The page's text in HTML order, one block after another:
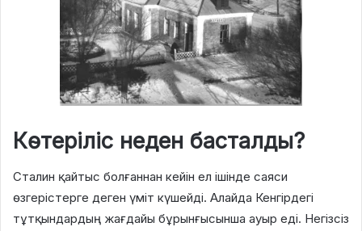
Көтеріліс неден басталды?
Сталин қайтыс болғаннан кейін ел ішінде саяси
өзгерістерге деген үміт күшейді. Алайда Кенгірдегі
тұтқындардың жағдайы бұрынғысынша ауыр еді. Негізсіз